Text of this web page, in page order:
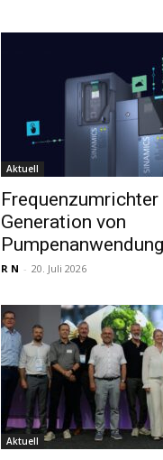
Aktuell
Generation von
R N - 20. Juli 2026
Aktuell